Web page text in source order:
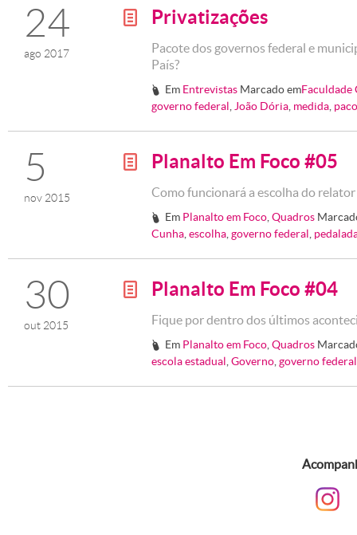
24
ago 2017
g Privatizações
Pacote dos governos federal e
País?
# Em Entrevistas Marcado emFaculdade
governo federal João Dória medida
5
nov 2015
g Planalto Em Foco #05
Como funcionará a escolha do
# Em Planalto em Foco ,Quadros
Cunha escolha governo federal
30
out 2015
g Planalto Em Foco #04
Fique por dentro dos últimos
# Em Planalto em Foco ,Quadros
escola estadual Governo governo federal